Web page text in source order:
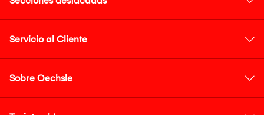
Servicio al Cliente
Sobre Oechsle